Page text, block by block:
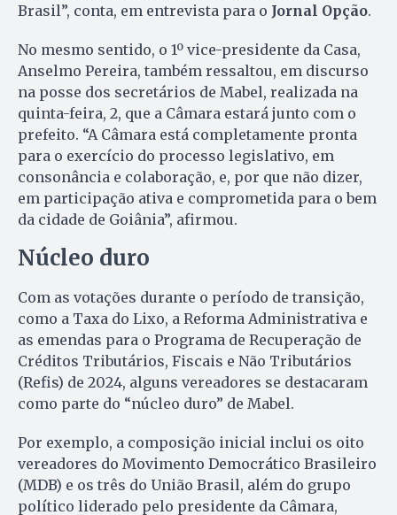
Brasil”, conta, em entrevista para o Jornal Opção.
No mesmo sentido, o 1º vice-presidente da Casa,
Anselmo Pereira, também ressaltou, em discurso
na posse dos secretários de Mabel, realizada na
quinta-feira, 2, que a Câmara estará junto com o
prefeito. “A Câmara está completamente pronta
para o exercício do processo legislativo, em
consonância e colaboração, e, por que não dizer,
em participação ativa e comprometida para o bem
da cidade de Goiânia”, afirmou.
Núcleo duro
Com as votações durante o período de transição,
como a Taxa do Lixo, a Reforma Administrativa e
as emendas para o Programa de Recuperação de
Créditos Tributários, Fiscais e Não Tributários
(Refis) de 2024, alguns vereadores se destacaram
como parte do “núcleo duro” de Mabel.
Por exemplo, a composição inicial inclui os oito
vereadores do Movimento Democrático Brasileiro
(MDB) e os três do União Brasil, além do grupo
político liderado pelo presidente da Câmara,